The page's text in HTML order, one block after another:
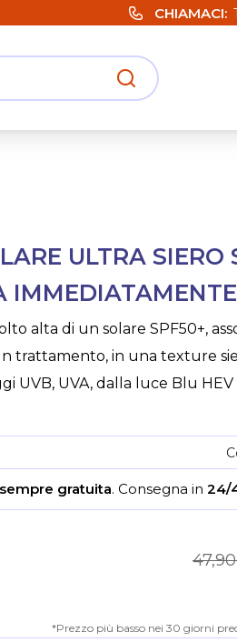
CHIAMACI
Apri ricerca
ULTRA SIERO
alta di un solare SPF50+,
trattamento, in una texture
UVB, UVA, dalla luce Blu
gratuita. Consegna in 24/
Prezzo più basso nei 30 giorni